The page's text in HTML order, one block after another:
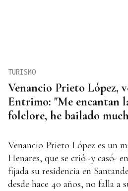
Venancio Prieto López,
Entrimo: "Me encantan
folclore, he bailado
TURISMO
Venancio Prieto López es un
Henares, que se crió -y casó-
fijada su residencia en
desde hace 40 años, no falla a